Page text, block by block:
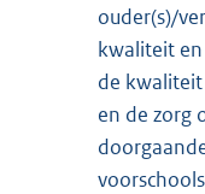
ouder(s)/
kwaliteit
de
en de zorg